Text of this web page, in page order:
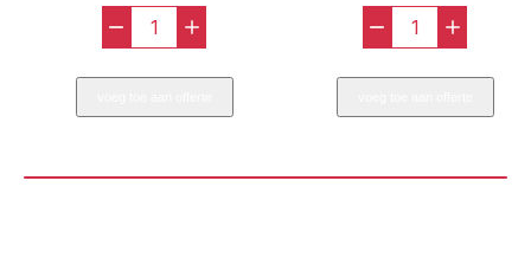
-
Tafelhouder
Champagnekoeler
aantal
+ -
Teil
Zink
Klein
+